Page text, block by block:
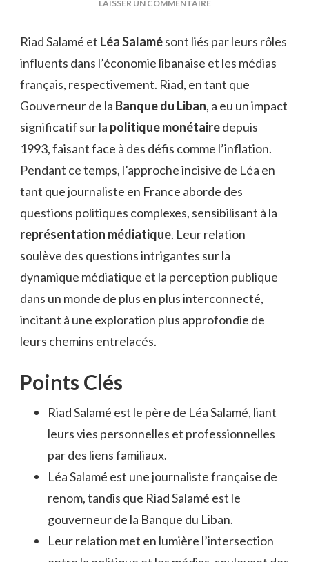
LAISSER UN COMMENTAIRESUR
LÉA
SALAMÉ
DE
PARENTÉ
Riad Salamé et Léa Salamésont liés par leurs rôles
influents dans l’économie libanaise et les médias
français, respectivement. Riad, en tant que
Gouverneur de la Banque du Liban, a eu un impact
significatif sur la politique monétairedepuis
1993, faisant face à des défis comme l’inflation.
Pendant ce temps, l’approche incisive de Léa en
tant que journaliste en France aborde des
questions politiques complexes, sensibilisant à la
représentation médiatique. Leur relation
soulève des questions intrigantes sur la
dynamique médiatique et la perception publique
dans un monde de plus en plus interconnecté,
incitant à une exploration plus approfondie de
leurs chemins entrelacés.
Points Clés
Riad Salamé est le père de Léa Salamé, liant
leurs vies personnelles et professionnelles
par des liens familiaux.
Léa Salamé est une journaliste française de
renom, tandis que Riad Salamé est le
gouverneur de la Banque du Liban.
Leur relation met en lumière l’intersection